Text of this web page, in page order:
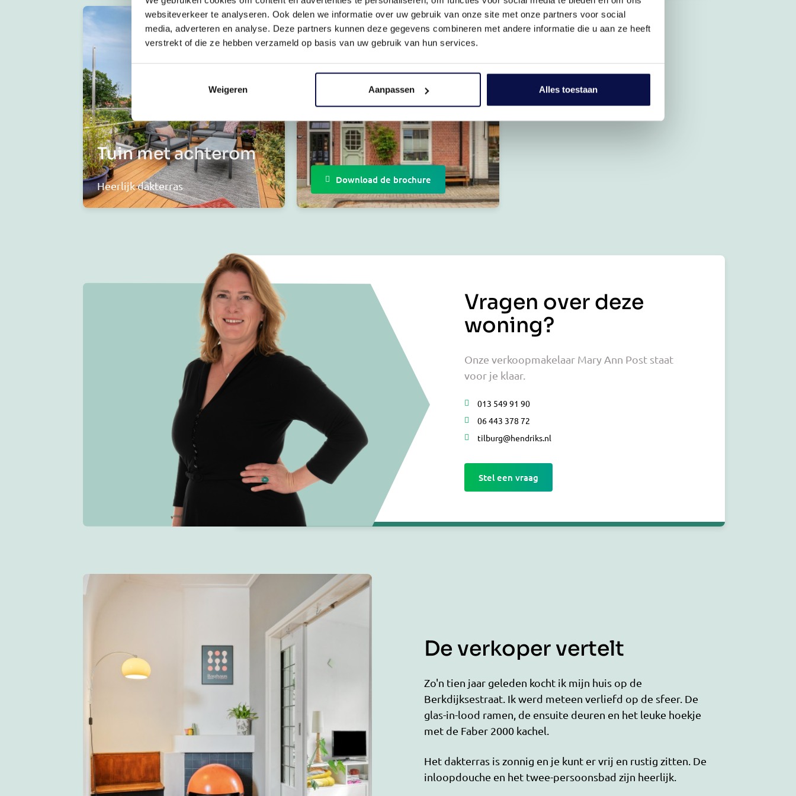
websiteverkeer te analyseren. Ook delen we informatie over uw gebruik van onze site met onze partners voor social
media, adverteren en analyse. Deze partners kunnen deze gegevens combineren met andere informatie die u aan ze heeft
verstrekt of die ze hebben verzameld op basis van uw gebruik van hun services.
Weigeren Aanpassen Alles toestaan
Tuin met achterom
Heerlijk dakterras
Download de brochure
Vragen over deze
woning?
Onze verkoopmakelaar Mary Ann Post staat
voor je klaar.
013 549 91 90
06 443 378 72
tilburg@hendriks.nl
Stel een vraag
De verkoper vertelt
Zo'n tien jaar geleden kocht ik mijn huis op de
Berkdijksestraat. Ik werd meteen verliefd op de sfeer. De
glas-in-lood ramen, de ensuite deuren en het leuke hoekje
met de Faber 2000 kachel.
Het dakterras is zonnig en je kunt er vrij en rustig zitten. De
inloopdouche en het twee-persoonsbad zijn heerlijk.